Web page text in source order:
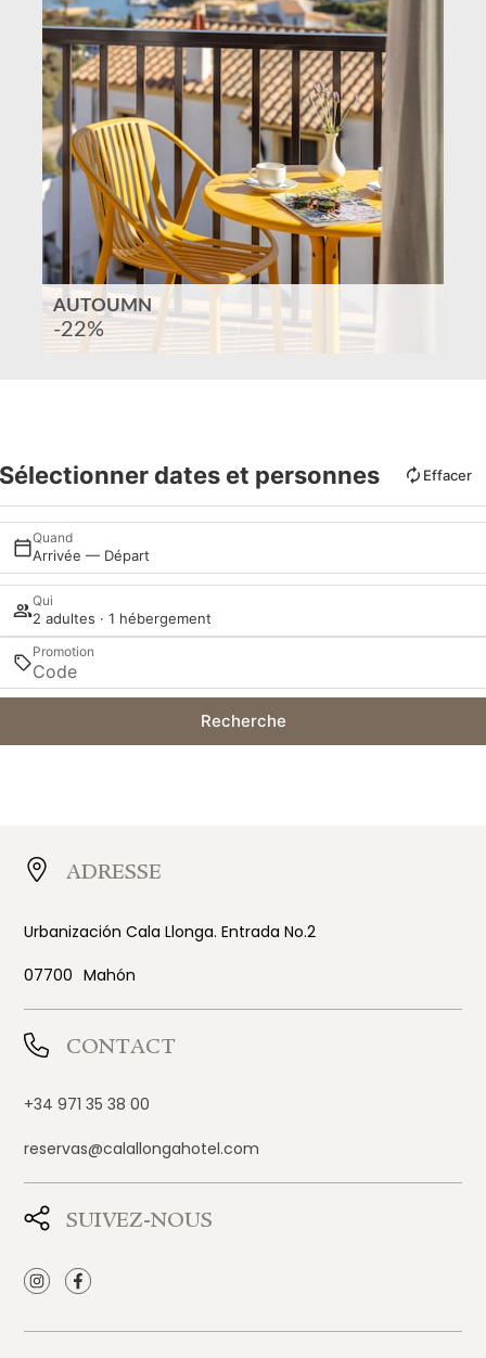
AUTOUMN
-22%
Sélectionner dates et personnes Effacer
Quand
Arrivée — Départ
Qui
2 adultes · 1 hébergement
Promotion
Recherche
ADRESSE
Urbanización Cala Llonga. Entrada No.2
07700 Mahón
CONTACT
+34 971 35 38 00
reservas@calallongahotel.com
SUIVEZ-NOUS